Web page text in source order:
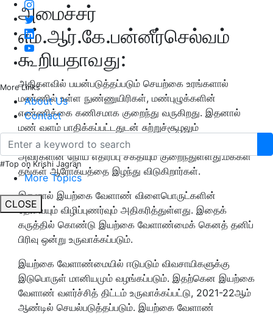
More Links
About Us
Contact
#Top on Krishi Jagran
More Topics
CLOSE
அமைச்சர்
எம்.ஆர்.கே.பன்னீர்செல்வம்
கூறியதாவது:
அதிகளவில் பயன்படுத்தப்படும் செயற்கை உரங்களால்
மண்ணில் உள்ள நுண்ணுயிரிகள், மண்புழுக்களின்
எண்ணிக்கை கணிசமாக குறைந்து வருகிறது. இதனால்
மண் வளம் பாதிக்கப்பட்டதுடன் சுற்றுச்சூழலும்
பாதிக்கப்பட்டுள்ளது. இதனால் மக்களும் பாதிக்கப்பட்டு
அவர்களின் நோய் எதிர்ப்பு சக்தியும் குறைந்துள்ளது.மக்கள்
தங்கள் ஆரோக்யத்தை இழந்து விடுகிறார்கள்.
இதனால் இயற்கை வேளாண் விளைபொருட்களின்
தேவையும் விழிப்புணர்வும் அதிகரித்துள்ளது. இதைக்
கருத்தில் கொண்டு இயற்கை வேளாண்மைக் கெனத் தனிப்
பிரிவு ஒன்று உருவாக்கப்படும்.
இயற்கை வேளாண்மையில் ஈடுபடும் விவசாயிகளுக்கு
இடுபொருள் மானியமும் வழங்கப்படும். இதற்கென இயற்கை
வேளாண் வளர்ச்சித் திட்டம் உருவாக்கப்பட்டு, 2021-22ஆம்
ஆண்டில் செயல்படுத்தப்படும். இயற்கை வேளாண்